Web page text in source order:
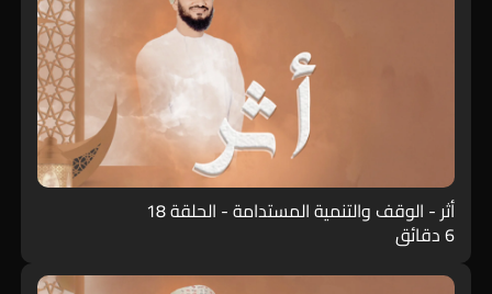
أثر - الوقف والتنمية المستدامة - الحلقة 18
6 دقائق